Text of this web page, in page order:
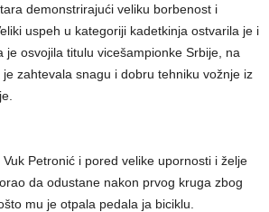
demonstrirajući veliku borbenost i
uspeh u kategoriji kadetkinja ostvarila je i
je osvojila titulu vicešampionke Srbije, na
zahtevala snagu i dobru tehniku vožnje iz
Petronić i pored velike upornosti i želje
da odustane nakon prvog kruga zbog
mu je otpala pedala ja biciklu.